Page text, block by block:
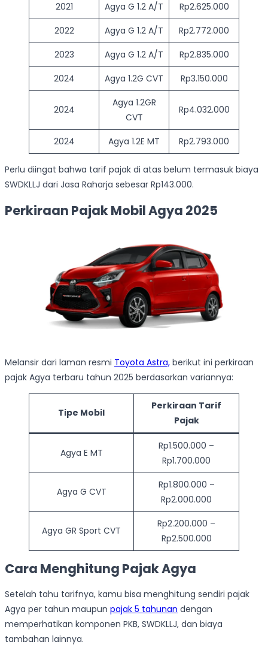
2021
Agya G 1.2 A/T
Rp2.625.000
2022
Agya G 1.2 A/T
Rp2.772.000
2023
Agya G 1.2 A/T
Rp2.835.000
2024
Agya 1.2G CVT Rp3.150.000
2024
Agya 1.2GR
CVT
Rp4.032.000
2024 Agya 1.2E MT Rp2.793.000
Perlu diingat bahwa tarif pajak di atas belum termasuk biaya
SWDKLLJ dari Jasa Raharja sebesar Rp143.000.
Perkiraan Pajak Mobil Agya 2025
Melansir dari laman resmi Toyota Astra, berikut ini perkiraan
pajak Agya terbaru tahun 2025 berdasarkan variannya:
Tipe Mobil
Perkiraan Tarif
Pajak
Agya E MT
Rp1.500.000 –
Rp1.700.000
Agya G CVT
Rp1.800.000 –
Rp2.000.000
Agya GR Sport CVT
Rp2.200.000 –
Rp2.500.000
Cara Menghitung Pajak Agya
Setelah tahu tarifnya, kamu bisa menghitung sendiri pajak
Agya per tahun maupun pajak 5 tahunan dengan
memperhatikan komponen PKB, SWDKLLJ, dan biaya
tambahan lainnya.